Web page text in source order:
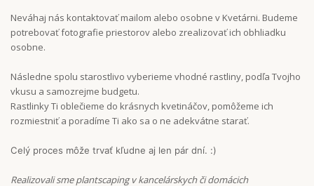
Neváhaj nás kontaktovať mailom alebo osobne v Kvetárni. Budeme
potrebovať fotografie priestorov alebo zrealizovať ich obhliadku
osobne.
Následne spolu starostlivo vyberieme vhodné rastliny, podľa Tvojho
vkusu a samozrejme budgetu.
Rastlinky Ti oblečieme do krásnych kvetináčov, pomôžeme ich
rozmiestniť a poradíme Ti ako sa o ne adekvátne starať.
Celý proces môže trvať kľudne aj len pár dní. :)
Realizovali sme plantscaping v kancelárskych či domácich